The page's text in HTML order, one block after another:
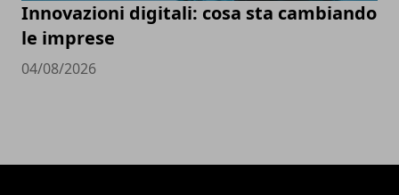
Innovazioni digitali: cosa sta cambiando
le imprese
04/08/2026